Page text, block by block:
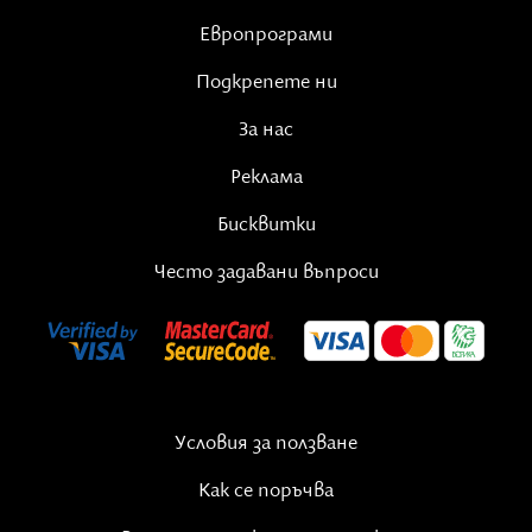
Европрограми
Подкрепете ни
За нас
Реклама
Бисквитки
Често задавани въпроси
Условия за ползване
Как се поръчва